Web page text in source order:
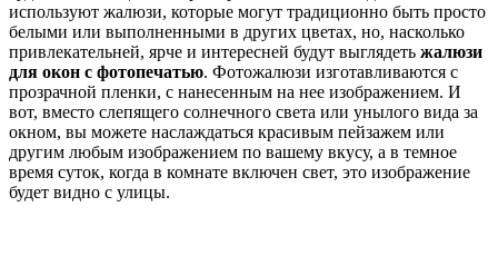
используют жалюзи, которые могут традиционно быть просто
белыми или выполненными в других цветах, но, насколько
привлекательней, ярче и интересней будут выглядеть жалюзи
для окон с фотопечатью. Фотожалюзи изготавливаются с
прозрачной пленки, с нанесенным на нее изображением. И
вот, вместо слепящего солнечного света или унылого вида за
окном, вы можете наслаждаться красивым пейзажем или
другим любым изображением по вашему вкусу, а в темное
время суток, когда в комнате включен свет, это изображение
будет видно с улицы.